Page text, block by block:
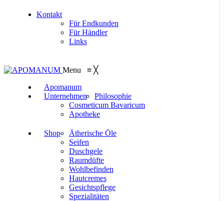
Kontakt
Für Endkunden
Für Händler
Links
Menu ≡ ╳
Apomanum
Unternehmen
Philosophie
Cosmeticum Bavaricum
Apotheke
Shop
Ätherische Öle
Seifen
Duschgele
Raumdüfte
Wohlbefinden
Hautcremes
Gesichtspflege
Spezialitäten